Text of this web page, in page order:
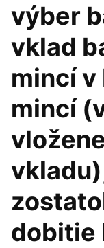
výber
vklad
mincí v
mincí
dobitie